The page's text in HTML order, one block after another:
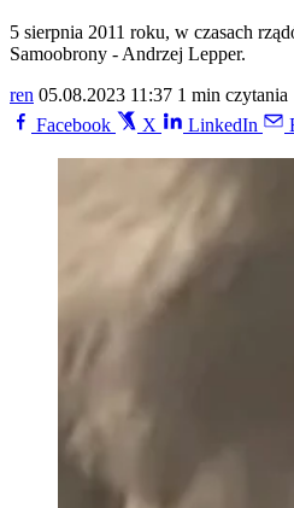
5 sierpnia 2011 roku, w czasach
Samoobrony - Andrzej Lepper.
ren 05.08.2023 11:37 1 min czytania
Facebook
X LinkedIn